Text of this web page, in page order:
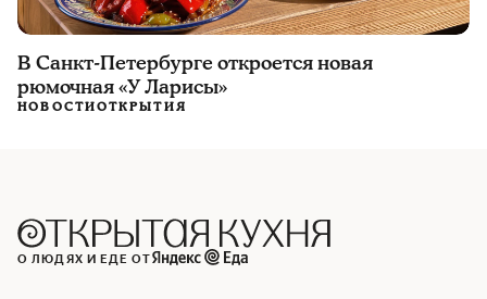
В Санкт-Петербурге откроется новая
рюмочная «У Ларисы»
НОВОСТИОТКРЫТИЯ
О ЛЮДЯХ И ЕДЕ ОТ